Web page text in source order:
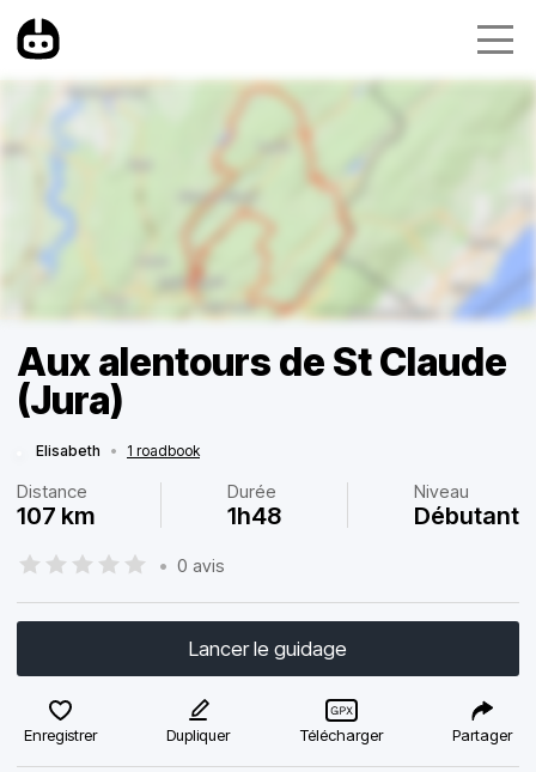
Aux alentours de St Claude
(Jura)
Elisabeth • 1 roadbook
Distance
107 km
Durée
1h48
Niveau
Débutant
• 0 avis
Lancer le guidage
Enregistrer Dupliquer Télécharger Partager